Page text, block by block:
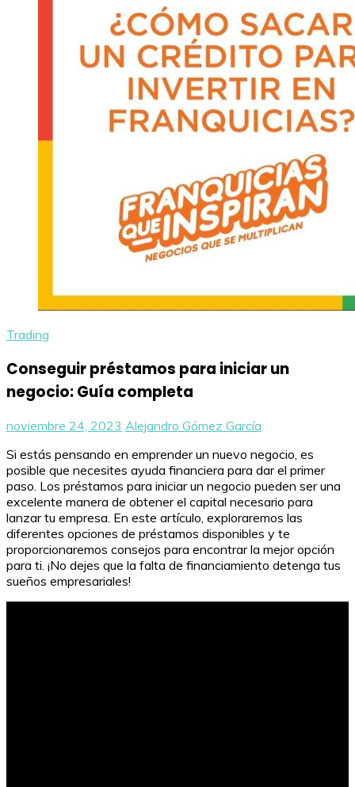
Trading
Conseguir préstamos para iniciar un
negocio: Guía completa
noviembre 24, 2023 Alejandro Gómez García
Si estás pensando en emprender un nuevo negocio, es
posible que necesites ayuda financiera para dar el primer
paso. Los préstamos para iniciar un negocio pueden ser una
excelente manera de obtener el capital necesario para
lanzar tu empresa. En este artículo, exploraremos las
diferentes opciones de préstamos disponibles y te
proporcionaremos consejos para encontrar la mejor opción
para ti. ¡No dejes que la falta de financiamiento detenga tus
sueños empresariales!